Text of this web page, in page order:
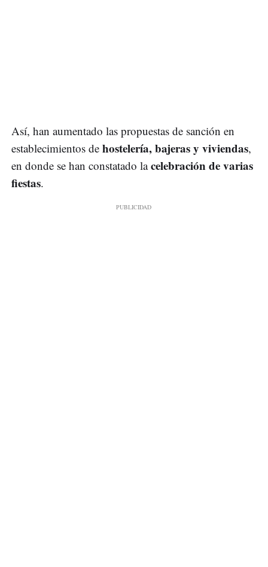
Así, han aumentado las propuestas de sanción en
establecimientos de hostelería, bajeras y viviendas,
en donde se han constatado lacelebración de varias
fiestas.